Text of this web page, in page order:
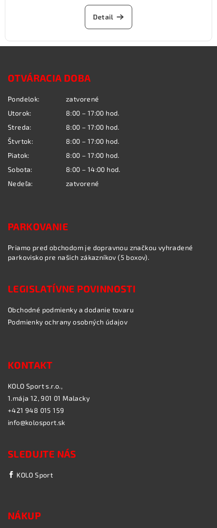
Detail
OTVÁRACIA DOBA
Pondelok:
zatvorené
Utorok:
8:00 – 17:00 hod.
Streda:
8:00 – 17:00 hod.
Štvrtok:
8:00 – 17:00 hod.
Piatok:
8:00 – 17:00 hod.
Sobota:
8:00 – 14:00 hod.
Nedeľa:
zatvorené
PARKOVANIE
Priamo pred obchodom je dopravnou značkou vyhradené
parkovisko pre našich zákazníkov (5 boxov).
LEGISLATÍVNE POVINNOSTI
Obchodné podmienky a dodanie tovaru
Podmienky ochrany osobných údajov
KONTAKT
KOLO Sport s.r.o.,
1.mája 12, 901 01 Malacky
+421 948 015 159
info@kolosport.sk
SLEDUJTE NÁS
KOLO Sport
NÁKUP